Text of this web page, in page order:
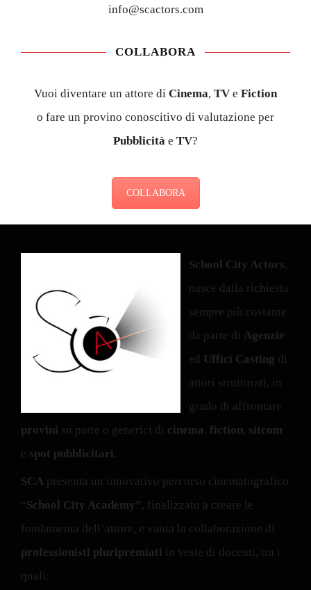
info@scactors.com
COLLABORA
Vuoi diventare un attore di Cinema, TV e Fiction
o fare un provino conoscitivo di valutazione per
Pubblicità e TV?
COLLABORA
School City Actors,
nasce dalla richiesta
sempre più costante
da parte di Agenzie
ed Uffici Casting di
attori strutturati, in
grado di affrontare
provini su parte o generici di cinema, fiction, sitcom
e spot pubblicitari.
SCA presenta un innovativo percorso cinematografico
“School City Academy”, finalizzato a creare le
fondamenta dell’attore, e vanta la collaborazione di
professionisti pluripremiati in veste di docenti, tra i
quali: